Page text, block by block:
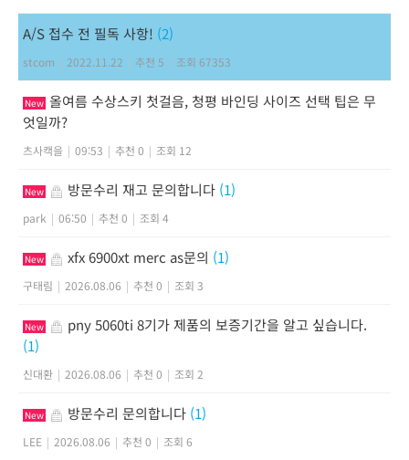
A/S 접수 전 필독 사항! (2)
stcom | 2022.11.22 | 추천 5 | 조회 67353
New 올여름 수상스키 첫걸음, 청평 바인딩 사이즈 선택 팁은 무
엇일까?
츠사캑을 | 09:53 | 추천 0 | 조회 12
New 방문수리 재고 문의합니다 (1)
park | 06:50 | 추천 0 | 조회 4
New xfx 6900xt merc as문의 (1)
구태림 | 2026.08.06 | 추천 0 | 조회 3
New
pny 5060ti 8기가 제품의 보증기간을 알고 싶습니다.
(1)
신대환 | 2026.08.06 | 추천 0 | 조회 2
New 방문수리 문의합니다 (1)
LEE | 2026.08.06 | 추천 0 | 조회 6